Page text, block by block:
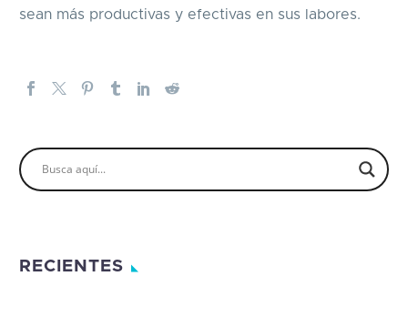
sean más productivas y efectivas en sus labores.
RECIENTES